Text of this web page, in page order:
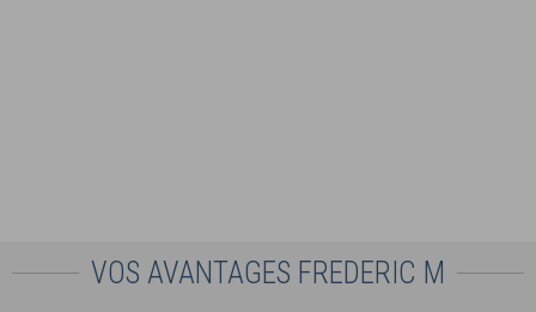
VOS AVANTAGES FREDERIC M